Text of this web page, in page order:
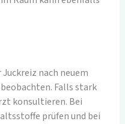
nach neuem
Falls stark
konsultieren. Bei
prüfen und bei